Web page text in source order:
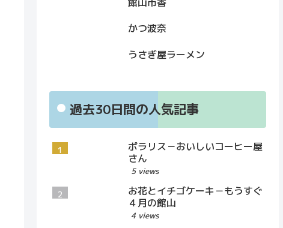
かつ波奈
うさぎ屋ラーメン
過去30日間の人気記事
ポラリス－おいしいコーヒー屋
さん
5 views
お花とイチゴケーキ－もうすぐ
４月の館山
4 views